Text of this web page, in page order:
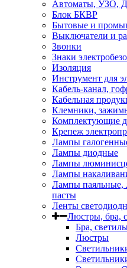
Автоматы, УЗО,
Блок БКВР
Бытовые и
Выключатели и
Звонки
Знаки
Изоляция
Инструмент для
Кабель-канал,
Кабельная
Клемники,
Комплектующие
Крепеж
Лампы
Лампы диодные
Лампы
Лампы
Лампы паяльные,
пасты
Ленты
Люстры, бра,
Бра,
Люстры